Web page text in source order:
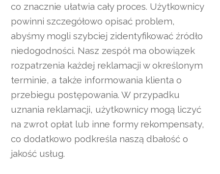
co znacznie ułatwia cały proces. Użytkownicy
powinni szczegółowo opisać problem,
abyśmy mogli szybciej zidentyfikować źródło
niedogodności. Nasz zespół ma obowiązek
rozpatrzenia każdej reklamacji w określonym
terminie, a także informowania klienta o
przebiegu postępowania. W przypadku
uznania reklamacji, użytkownicy mogą liczyć
na zwrot opłat lub inne formy rekompensaty,
co dodatkowo podkreśla naszą dbałość o
jakość usług.